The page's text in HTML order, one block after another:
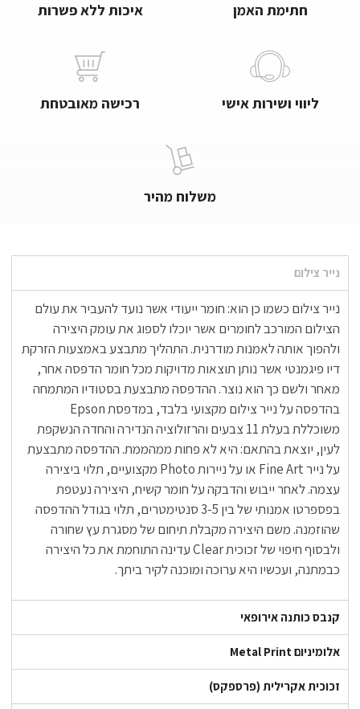
חתימת האמן איכות ללא פשרות
ליווי ושירות אישי רכישה מאובטחת
משלוח מהיר
נייר צילום
נייר צילום כשמו כן הוא: חומר ייעודי אשר נועד להעביר את עולם
הצילום המורכב לחומרים אשר יוכלו לספוג את עומק היצירה
ולהפוך אותה לאמנות מודרנית. התהליך מתבצע באמצעות הזרקת
דיו פיגמנטי אשר נותן תוצאות מדויקות מכל חומר הדפסה אחר,
מאחר ולשם כך הוא נוצר. ההדפסה מתבצעת בסטודיו המתמחה
בהדפסה על נייר צילום מקצועי בלבד, במדפסת Epson
משוכללת בעלת 11 צבעים והרזולוציה הנדירה והחדה הנשקפת
לעין, יוצאת בהתאם: היא לא פחות ממהממת. ההדפסה מתבצעת
על נייר Fine Art או על ניירות Photo מקצועיים, תלוי ביצירה
עצמה. לאחר ייבוש והדבקה על חומר קשיח, היצירה נעטפת
בפספרטו אמנותי של בין 3-5 סנטימטרים, תלוי בגודל ההדפסה
שהוזמנה. משם היצירה מקבלת תיחום של מסגרת עץ שחורה
ולבסוף חיפוי של זכוכית Clear עדינה התוחמת את כל היצירה
כבמתנה, ועכשיו היא ערוכה ומוכנה לקיר ביתך.
קנבס כותנה אירופאי
אלומיניום Metal Print
זכוכית אקרילית (פרספקס)